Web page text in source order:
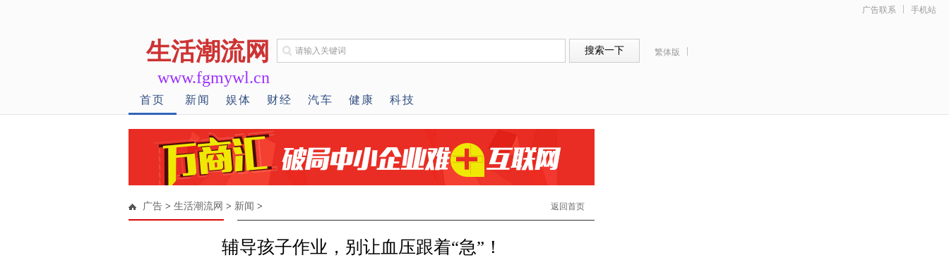
手机站
广告联系
生活潮流网
www.fgmywl.cn
繁体版
首页 新闻 娱体 财经 汽车 健康 科技
广告 > 生活潮流网 > 新闻 > 返回首页
辅导孩子作业，别让血压跟着“急”！